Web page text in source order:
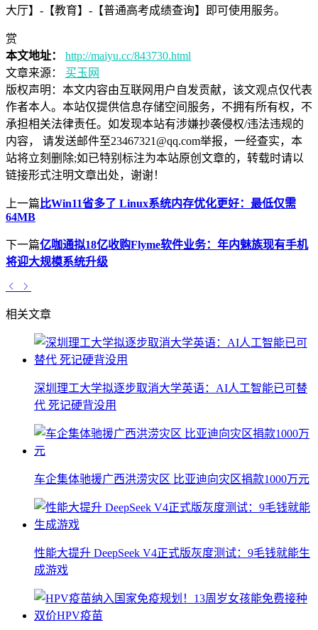
大厅】-【教育】-【普通高考成绩查询】即可使用服务。
赏
本文地址：
http://maiyu.cc/843730.html
文章来源：
买玉网
版权声明： 本文内容由互联网用户自发贡献，该文观点仅代表
作者本人。本站仅提供信息存储空间服务，不拥有所有权，不
承担相关法律责任。如发现本站有涉嫌抄袭侵权/违法违规的
内容， 请发送邮件至23467321@qq.com举报，一经查实，本
站将立刻删除;如已特别标注为本站原创文章的，转载时请以
链接形式注明文章出处，谢谢！
上一篇 比Win11省多了 Linux系统内存优化更好：最低仅需
64MB
下一篇亿咖通拟18亿收购Flyme软件业务：年内魅族现有手机
将迎大规模系统升级
相关文章
深圳理工大学拟逐步取消大学英语：AI人工智能已可替
代 死记硬背没用
车企集体驰援广西洪涝灾区 比亚迪向灾区捐款1000万元
性能大提升 DeepSeek V4正式版灰度测试：9毛钱就能生
成游戏